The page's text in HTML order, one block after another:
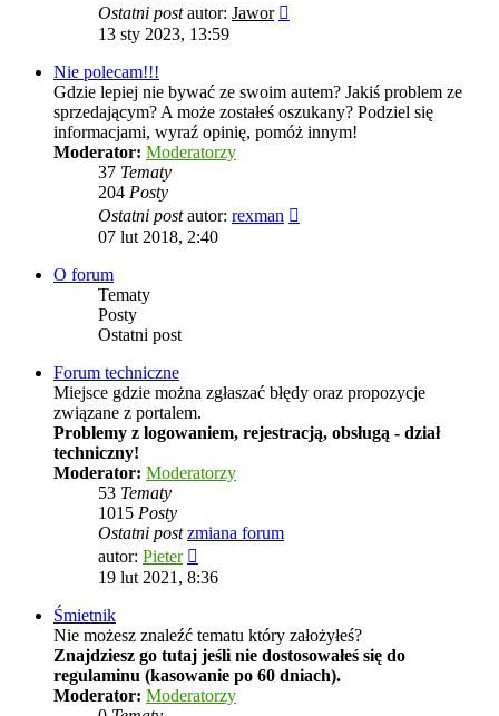
Ostatni postautor: Jawor
13 sty 2023, 13:59
Nie polecam!!!
Gdzie lepiej nie bywać ze swoim autem? Jakiś problem ze
sprzedającym? A może zostałeś oszukany? Podziel się
informacjami, wyraź opinię, pomóż innym!
Moderator: Moderatorzy
37 Tematy
204 Posty
Ostatni postautor: rexman
07 lut 2018, 2:40
O forum
Tematy
Posty
Ostatni post
Forum techniczne
Miejsce gdzie można zgłaszać błędy oraz propozycje
związane z portalem.
Problemy z logowaniem, rejestracją, obsługą - dział
techniczny!
Moderator: Moderatorzy
53 Tematy
1015 Posty
Ostatni post zmiana forum
autor: Pieter
najnowszy
19 lut 2021, 8:36
Śmietnik
Nie możesz znaleźć tematu który założyłeś?
Znajdziesz go tutaj jeśli nie dostosowałeś się do
regulaminu (kasowanie po 60 dniach).
Moderator: Moderatorzy